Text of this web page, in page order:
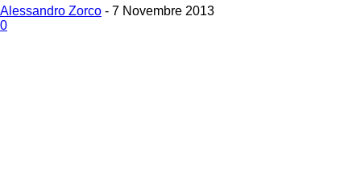
Alessandro Zorco - 7 Novembre 2013
0